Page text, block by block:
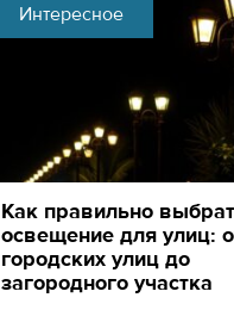
Интересное
Как правильно
освещение для улиц:
городских улиц до
загородного участка